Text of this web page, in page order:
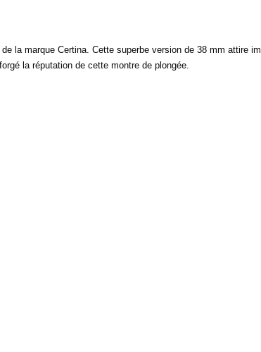
la marque Certina. Cette superbe version de 38 mm attire
la réputation de cette montre de plongée.